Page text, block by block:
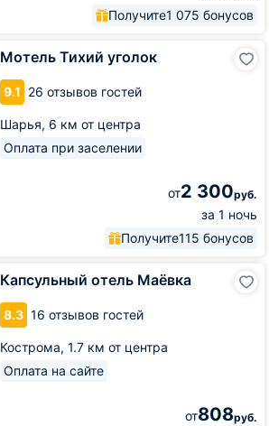
Получите1 075 бонусов
Мотель Тихий уголок
9.1 26 отзывов гостей
Шарья, 6 км от центра
Оплата при заселении
от2 300руб.
за 1 ночь
Получите115 бонусов
Капсульный отель Маёвка
8.3 16 отзывов гостей
Кострома, 1.7 км от центра
Оплата на сайте
от808руб.